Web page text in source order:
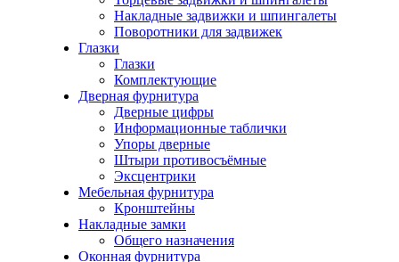
Накладные задвижки и шпингалеты
Поворотники для задвижек
Глазки
Глазки
Комплектующие
Дверная фурнитура
Дверные цифры
Информационные таблички
Упоры дверные
Штыри противосъёмные
Эксцентрики
Мебельная фурнитура
Кронштейны
Накладные замки
Общего назначения
Оконная фурнитура